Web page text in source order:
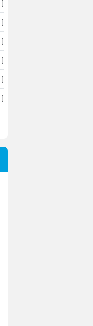
]
]
]
]
]
]